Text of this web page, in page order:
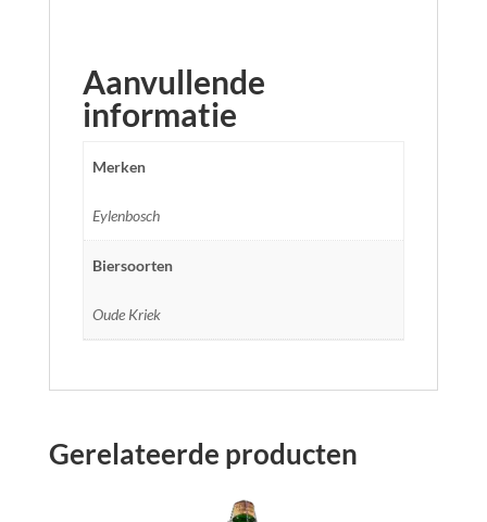
Aanvullende
informatie
Merken
Eylenbosch
Biersoorten
Oude Kriek
Gerelateerde producten